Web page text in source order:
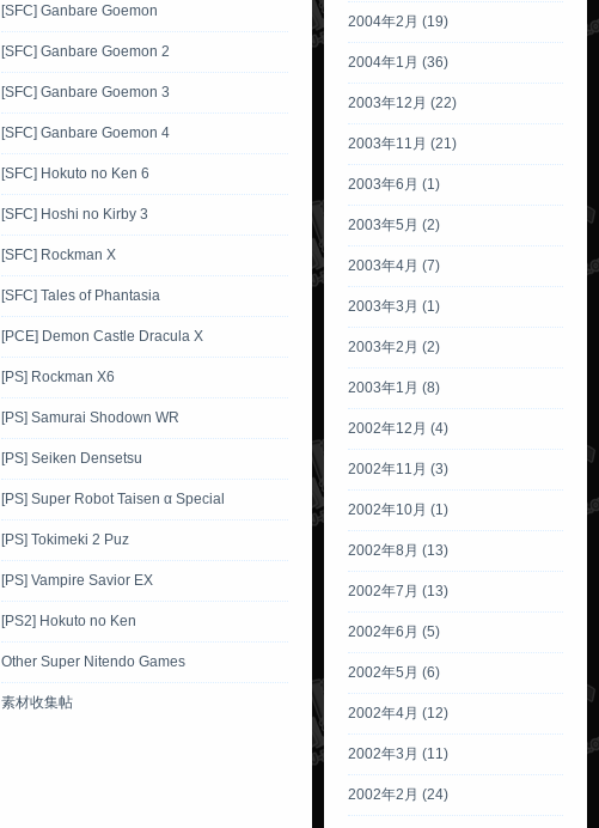
[SFC] Ganbare Goemon
[SFC] Ganbare Goemon 2
[SFC] Ganbare Goemon 3
[SFC] Ganbare Goemon 4
[SFC] Hokuto no Ken 6
[SFC] Hoshi no Kirby 3
[SFC] Rockman X
[SFC] Tales of Phantasia
[PCE] Demon Castle Dracula X
[PS] Rockman X6
[PS] Samurai Shodown WR
[PS] Seiken Densetsu
[PS] Super Robot Taisen α Special
[PS] Tokimeki 2 Puz
[PS] Vampire Savior EX
[PS2] Hokuto no Ken
Other Super Nitendo Games
素材收集帖
2004年2月 (19)
2004年1月 (36)
2003年12月 (22)
2003年11月 (21)
2003年6月 (1)
2003年5月 (2)
2003年4月 (7)
2003年3月 (1)
2003年2月 (2)
2003年1月 (8)
2002年12月 (4)
2002年11月 (3)
2002年10月 (1)
2002年8月 (13)
2002年7月 (13)
2002年6月 (5)
2002年5月 (6)
2002年4月 (12)
2002年3月 (11)
2002年2月 (24)